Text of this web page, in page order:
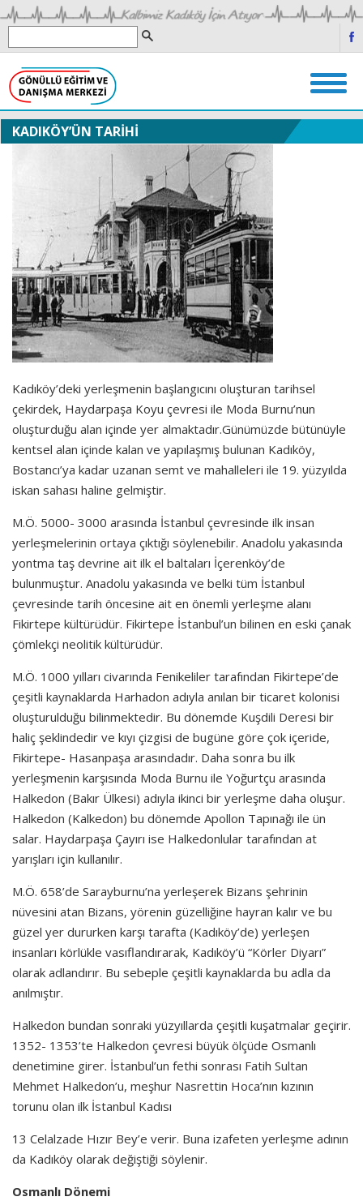
KADIKÖY’ÜN TARİHİ
Kadıköy’deki yerleşmenin başlangıcını oluşturan tarihsel
çekirdek, Haydarpaşa Koyu çevresi ile Moda Burnu’nun
oluşturduğu alan içinde yer almaktadır.Günümüzde bütünüyle
kentsel alan içinde kalan ve yapılaşmış bulunan Kadıköy,
Bostancı’ya kadar uzanan semt ve mahalleleri ile 19. yüzyılda
iskan sahası haline gelmiştir.
M.Ö. 5000- 3000 arasında İstanbul çevresinde ilk insan
yerleşmelerinin ortaya çıktığı söylenebilir. Anadolu yakasında
yontma taş devrine ait ilk el baltaları İçerenköy’de
bulunmuştur. Anadolu yakasında ve belki tüm İstanbul
çevresinde tarih öncesine ait en önemli yerleşme alanı
Fikirtepe kültürüdür. Fikirtepe İstanbul’un bilinen en eski çanak
çömlekçi neolitik kültürüdür.
M.Ö. 1000 yılları civarında Fenikeliler tarafından Fikirtepe’de
çeşitli kaynaklarda Harhadon adıyla anılan bir ticaret kolonisi
oluşturulduğu bilinmektedir. Bu dönemde Kuşdili Deresi bir
haliç şeklindedir ve kıyı çizgisi de bugüne göre çok içeride,
Fikirtepe- Hasanpaşa arasındadır. Daha sonra bu ilk
yerleşmenin karşısında Moda Burnu ile Yoğurtçu arasında
Halkedon (Bakır Ülkesi) adıyla ikinci bir yerleşme daha oluşur.
Halkedon (Kalkedon) bu dönemde Apollon Tapınağı ile ün
salar. Haydarpaşa Çayırı ise Halkedonlular tarafından at
yarışları için kullanılır.
M.Ö. 658’de Sarayburnu’na yerleşerek Bizans şehrinin
nüvesini atan Bizans, yörenin güzelliğine hayran kalır ve bu
güzel yer dururken karşı tarafta (Kadıköy’de) yerleşen
insanları körlükle vasıflandırarak, Kadıköy’ü “Körler Diyarı”
olarak adlandırır. Bu sebeple çeşitli kaynaklarda bu adla da
anılmıştır.
Halkedon bundan sonraki yüzyıllarda çeşitli kuşatmalar geçirir.
1352- 1353’te Halkedon çevresi büyük ölçüde Osmanlı
denetimine girer. İstanbul’un fethi sonrası Fatih Sultan
Mehmet Halkedon’u, meşhur Nasrettin Hoca’nın kızının
torunu olan ilk İstanbul Kadısı
13 Celalzade Hızır Bey’e verir. Buna izafeten yerleşme adının
da Kadıköy olarak değiştiği söylenir.
Osmanlı Dönemi